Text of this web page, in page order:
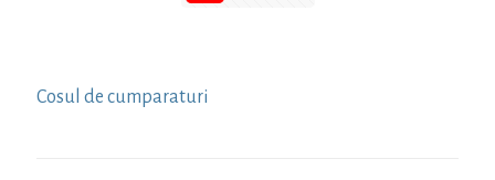
Cosul de cumparaturi